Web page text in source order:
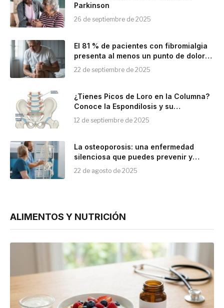
Parkinson
26 de septiembre de 2025
El 81 % de pacientes con fibromialgia
presenta al menos un punto de dolor
en los pies
22 de septiembre de 2025
¿Tienes Picos de Loro en la Columna?
Conoce la Espondilosis y su
Tratamiento
12 de septiembre de 2025
La osteoporosis: una enfermedad
silenciosa que puedes prevenir y
combatir
22 de agosto de 2025
ALIMENTOS Y NUTRICIÓN